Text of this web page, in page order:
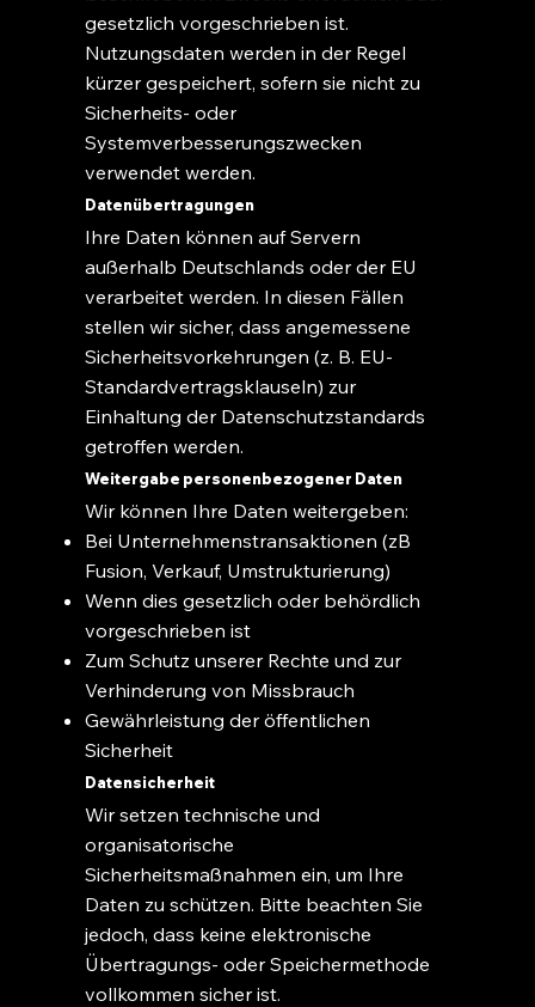
gesetzlich vorgeschrieben ist.
Nutzungsdaten werden in der Regel
kürzer gespeichert, sofern sie nicht zu
Sicherheits- oder
Systemverbesserungszwecken
verwendet werden.
Datenübertragungen
Ihre Daten können auf Servern
außerhalb Deutschlands oder der EU
verarbeitet werden. In diesen Fällen
stellen wir sicher, dass angemessene
Sicherheitsvorkehrungen (z. B. EU-
Standardvertragsklauseln) zur
Einhaltung der Datenschutzstandards
getroffen werden.
Weitergabe personenbezogener Daten
Wir können Ihre Daten weitergeben:
Bei Unternehmenstransaktionen (zB
Fusion, Verkauf, Umstrukturierung)
Wenn dies gesetzlich oder behördlich
vorgeschrieben ist
Zum Schutz unserer Rechte und zur
Verhinderung von Missbrauch
Gewährleistung der öffentlichen
Sicherheit
Datensicherheit
Wir setzen technische und
organisatorische
Sicherheitsmaßnahmen ein, um Ihre
Daten zu schützen. Bitte beachten Sie
jedoch, dass keine elektronische
Übertragungs- oder Speichermethode
vollkommen sicher ist.